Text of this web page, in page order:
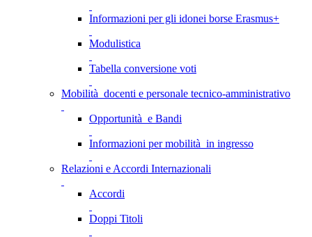
Informazioni per gli idonei borse Erasmus+
Modulistica
Tabella conversione voti
Mobilità docenti e personale tecnico-amministrativo
Opportunità e Bandi
Informazioni per mobilità in ingresso
Relazioni e Accordi Internazionali
Accordi
Doppi Titoli